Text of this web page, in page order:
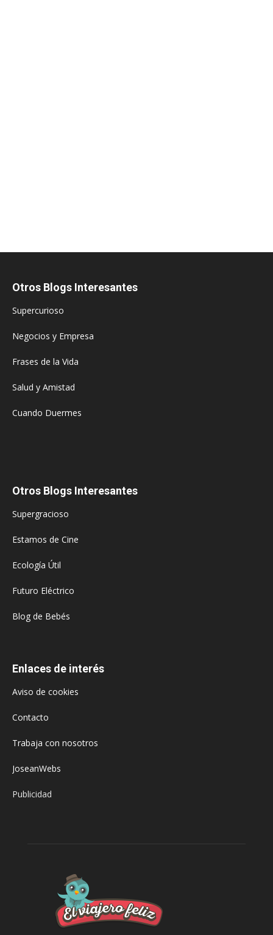
Otros Blogs Interesantes
Supercurioso
Negocios y Empresa
Frases de la Vida
Salud y Amistad
Cuando Duermes
Otros Blogs Interesantes
Supergracioso
Estamos de Cine
Ecología Útil
Futuro Eléctrico
Blog de Bebés
Enlaces de interés
Aviso de cookies
Contacto
Trabaja con nosotros
JoseanWebs
Publicidad